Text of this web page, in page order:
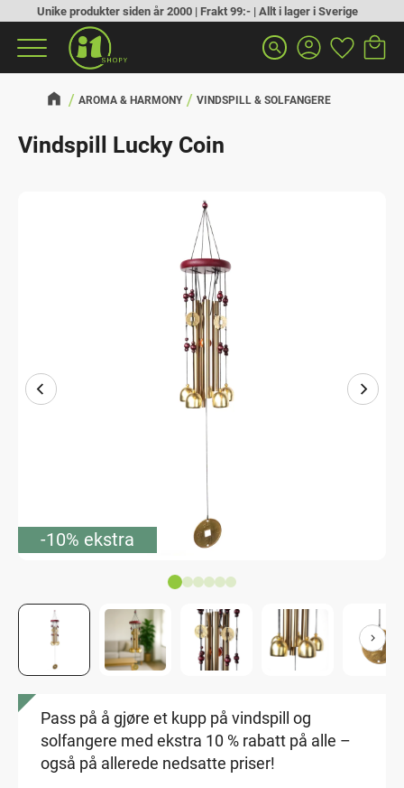
Meny
Unike produkter siden år 2000 | Frakt 99:- | Allt i lager i Sverige
search
AROMA & HARMONY VINDSPILL & SOLFANGERE
Vindspill Lucky Coin
-10% ekstra
Pass på å gjøre et kupp på vindspill og
solfangere med ekstra 10 % rabatt på alle –
også på allerede nedsatte priser!